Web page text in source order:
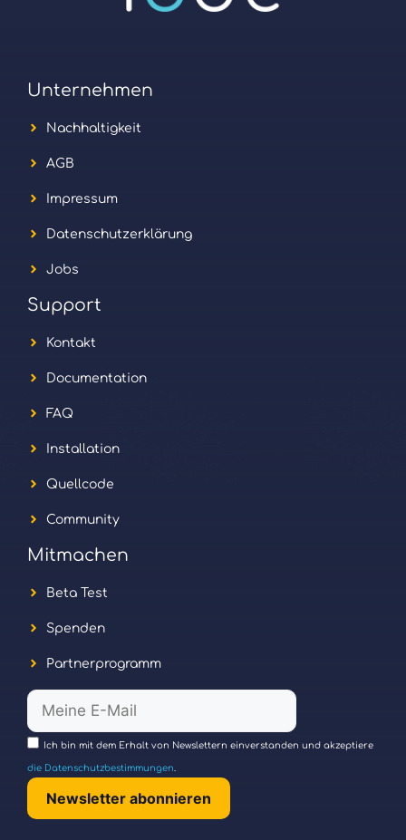
Unternehmen
Nachhaltigkeit
AGB
Impressum
Datenschutzerklärung
Jobs
Support
Kontakt
Documentation
FAQ
Installation
Quellcode
Community
Mitmachen
Beta Test
Spenden
Partnerprogramm
Ich bin mit dem Erhalt von Newslettern einverstanden und akzeptiere
die Datenschutzbestimmungen
Newsletter abonnieren